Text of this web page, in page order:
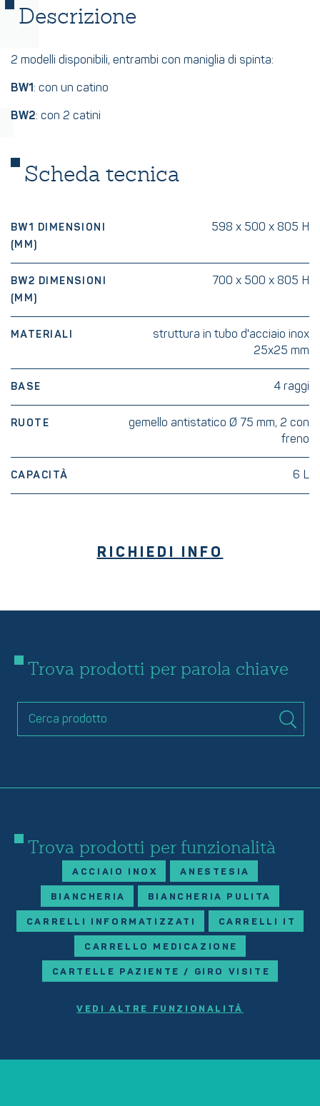
Descrizione
2 modelli disponibili, entrambi con maniglia di spinta:
BW1: con un catino
BW2: con 2 catini
Scheda tecnica
BW1 DIMENSIONI
(MM)
598 x 500 x 805 H
BW2 DIMENSIONI
(MM)
700 x 500 x 805 H
MATERIALI
struttura in tubo d'acciaio inox
25x25 mm
BASE 4 raggi
RUOTE
gemello antistatico Ø 75 mm, 2 con
freno
CAPACITÀ 6 L
RICHIEDI INFO
Trova prodotti per parola chiave
Trova prodotti per funzionalità
ACCIAIO INOX ANESTESIA
BIANCHERIA BIANCHERIA PULITA
CARRELLI INFORMATIZZATI CARRELLI IT
CARRELLO MEDICAZIONE
CARTELLE PAZIENTE / GIRO VISITE
VEDI ALTRE FUNZIONALITÀ